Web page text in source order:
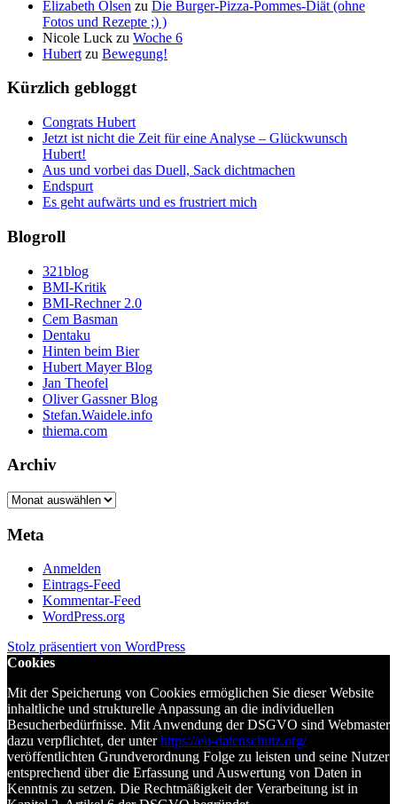
Elizabeth Olsen zu Die Burger-Pizza-Pommes-Diät (ohne
Fotos und Rezepte ;) )
Nicole Luck zu Woche 6
Hubert zu Bewegung!
Kürzlich gebloggt
Congrats Hubert
Jetzt ist nicht die Zeit für eine Analyse – Glückwunsch
Hubert!
Aus und vorbei das Duell, Sack dichtmachen
Endspurt
Es geht aufwärts und es frustriert mich
Blogroll
321blog
BMI-Kritik
BMI-Rechner 2.0
Cem Basman
Dentaku
Hinten beim Bier
Hubert Mayer Blog
Jan Theofel
Oliver Gassner Blog
Stefan.Waidele.info
thiema.com
Archiv
Archiv
Meta
Anmelden
Eintrags-Feed
Kommentar-Feed
WordPress.org
Stolz präsentiert von WordPress
Cookies
Mit der Speicherung von Cookies ermöglichen Sie dieser Website
inhaltliche und strukturelle Anpassung an die individuellen
Besucherbedürfnisse. Mit Anwendung der DSGVO sind Webmaster
dazu verpflichtet, der unterhttps://eu-datenschutz.org/
veröffentlichten Grundverordnung Folge zu leisten und seine Nutzer
entsprechend über die Erfassung und Auswertung von Daten in
Kenntnis zu setzen. Die Rechtmäßigkeit der Verarbeitung ist in